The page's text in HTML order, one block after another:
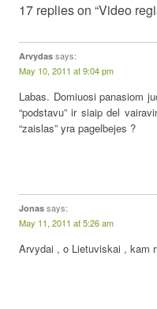
17 replies on “Video
Arvydas says:
May 10, 2011 at 9:04 pm
Labas. Domiuosi panasiom
“podstavu” ir siaip del
“zaislas” yra pagelbejes ?
Jonas says:
May 11, 2011 at 5:26 am
Arvydai , o Lietuviskai , kam